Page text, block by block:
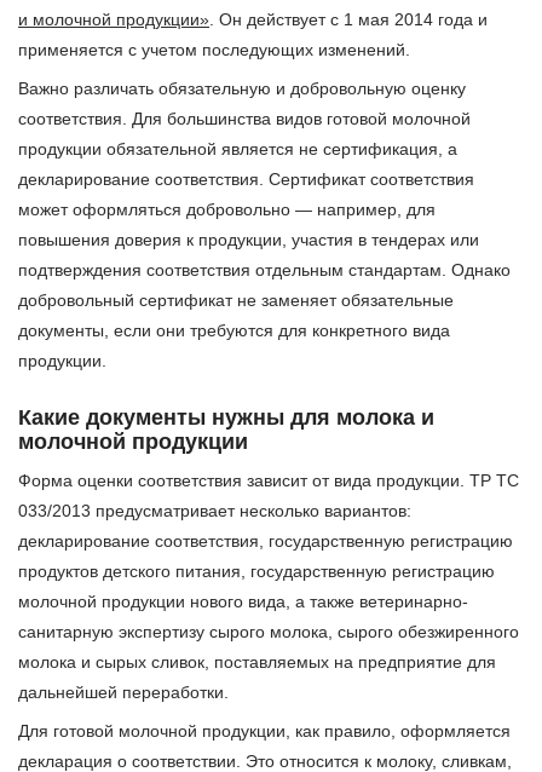
и молочной продукции» . Он действует с 1 мая 2014 года и
применяется с учетом последующих изменений.
Важно различать обязательную и добровольную оценку
соответствия. Для большинства видов готовой молочной
продукции обязательной является не сертификация, а
декларирование соответствия. Сертификат соответствия
может оформляться добровольно — например, для
повышения доверия к продукции, участия в тендерах или
подтверждения соответствия отдельным стандартам. Однако
добровольный сертификат не заменяет обязательные
документы, если они требуются для конкретного вида
продукции.
Какие документы нужны для молока и
молочной продукции
Форма оценки соответствия зависит от вида продукции. ТР ТС
033/2013 предусматривает несколько вариантов:
декларирование соответствия, государственную регистрацию
продуктов детского питания, государственную регистрацию
молочной продукции нового вида, а также ветеринарно-
санитарную экспертизу сырого молока, сырого обезжиренного
молока и сырых сливок, поставляемых на предприятие для
дальнейшей переработки.
Для готовой молочной продукции, как правило, оформляется
декларация о соответствии. Это относится к молоку, сливкам,